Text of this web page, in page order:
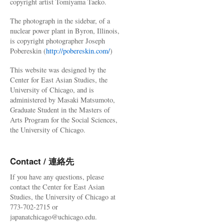
The photograph in the sidebar, of a
nuclear power plant in Byron, Illinois,
is copyright photographer Joseph
Pobereskin (http://pobereskin.com/)
This website was designed by the
Center for East Asian Studies, the
University of Chicago, and is
administered by Masaki Matsumoto,
Graduate Student in the Masters of
Arts Program for the Social Sciences,
the University of Chicago.
Contact / 連絡先
If you have any questions, please
contact the Center for East Asian
Studies, the University of Chicago at
773-702-2715 or
japanatchicago@uchicago.edu.